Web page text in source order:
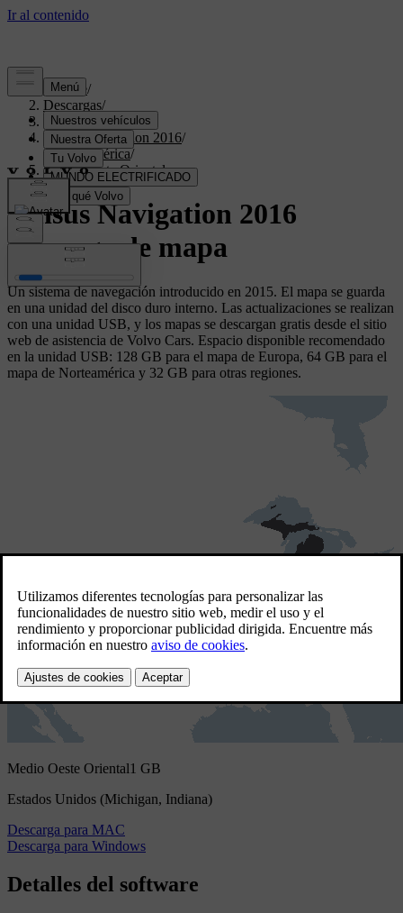
Soporte/
Descargas/
Sensus Navigation/
Sensus Navigation 2016/
Norteamérica/
Medio Oeste Oriental
Sensus Navigation 2016
descarga de mapa
Un sistema de navegación introducido en 2015. El mapa se guarda
en una unidad del disco duro interno. Las actualizaciones se realizan
con una unidad USB, y los mapas se descargan gratis desde el sitio
web de asistencia de Volvo Cars. Espacio disponible recomendado
en la unidad USB: 128 GB para el mapa de Europa, 64 GB para el
mapa de Norteamérica y 32 GB para otras regiones.
Medio Oeste Oriental1 GB
Estados Unidos (Michigan, Indiana)
Descarga para MAC
Descarga para Windows
Detalles del software